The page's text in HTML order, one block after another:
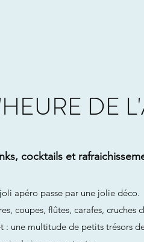
DE
cocktails et
apéro passe par une jolie déco.
coupes, flûtes, carafes, cruches
: une multitude de petits trésors